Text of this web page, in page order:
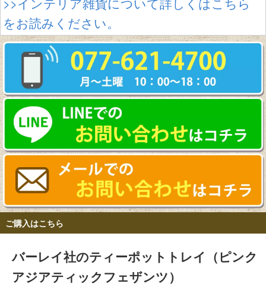
をお読みください。
ご購入はこちら
バーレイ社のティーポットトレイ（ピンク
アジアティックフェザンツ）